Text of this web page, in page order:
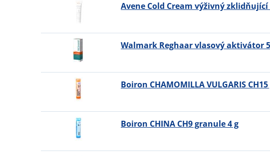
Avene Cold Cream výživný
Walmark Reghaar vlasový aktivátor
Boiron CHAMOMILLA VULGARIS
Boiron CHINA CH9 granule 4 g